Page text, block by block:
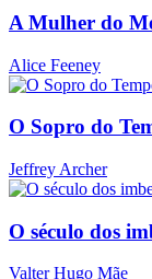
A Mulher do
Alice Feeney
O Sopro do
Jeffrey Archer
O século dos
Valter Hugo Mãe